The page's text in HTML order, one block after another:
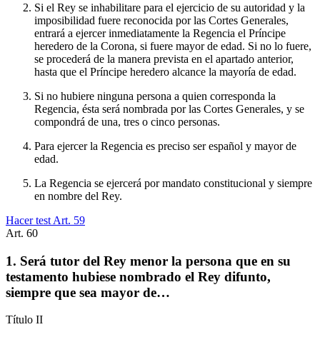
Si el Rey se inhabilitare para el ejercicio de su autoridad y la
imposibilidad fuere reconocida por las Cortes Generales,
entrará a ejercer inmediatamente la Regencia el Príncipe
heredero de la Corona, si fuere mayor de edad. Si no lo fuere,
se procederá de la manera prevista en el apartado anterior,
hasta que el Príncipe heredero alcance la mayoría de edad.
Si no hubiere ninguna persona a quien corresponda la
Regencia, ésta será nombrada por las Cortes Generales, y se
compondrá de una, tres o cinco personas.
Para ejercer la Regencia es preciso ser español y mayor de
edad.
La Regencia se ejercerá por mandato constitucional y siempre
en nombre del Rey.
Hacer test Art. 59
Art. 60
1. Será tutor del Rey menor la persona que en su
testamento hubiese nombrado el Rey difunto,
siempre que sea mayor de…
Título II